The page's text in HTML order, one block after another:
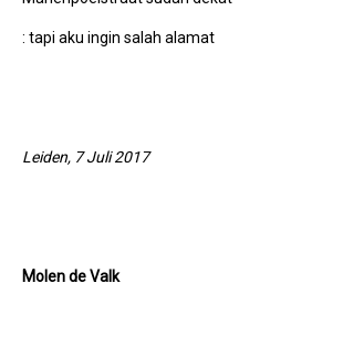
: tapi aku ingin salah alamat
Leiden, 7 Juli 2017
Molen de Valk